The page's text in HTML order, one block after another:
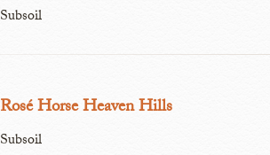
Subsoil
Rosé Horse Heaven Hills
Subsoil